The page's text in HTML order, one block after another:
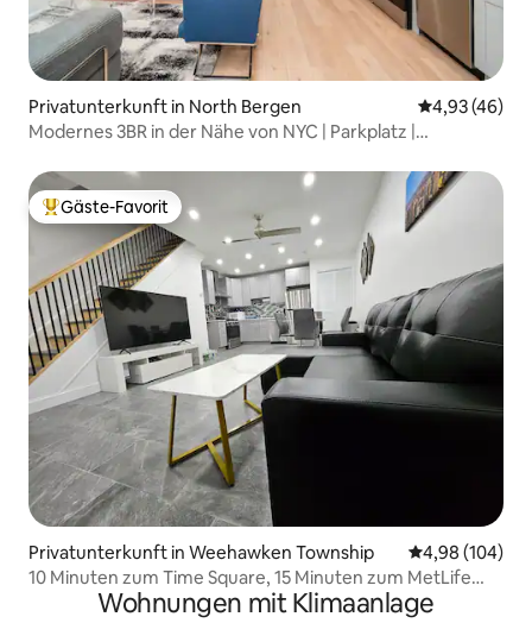
Privatunterkunft in North Bergen
4,93 (46)
Modernes 3BR in der Nähe von NYC | Parkplatz |
Beliebter Gäste-Favorit.
Gäste-Favorit
Privatunterkunft in Weehawken Township
4,98 (104)
10 Minuten zum Time Square, 15 Minuten zum MetLife
Wohnungen mit Klimaanlage